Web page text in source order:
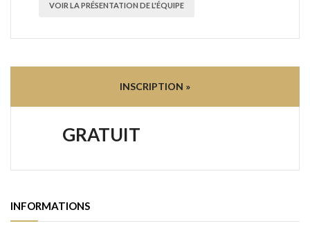
VOIR LA PRÉSENTATION DE L'ÉQUIPE
INSCRIPTION »
GRATUIT
INFORMATIONS